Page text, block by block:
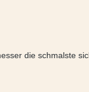
die schmalste